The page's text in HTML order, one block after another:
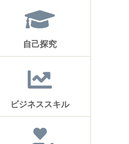
自己探究
ビジネススキル